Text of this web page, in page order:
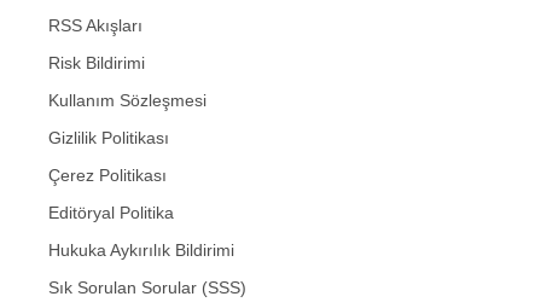
RSS Akışları
Risk Bildirimi
Kullanım Sözleşmesi
Gizlilik Politikası
Çerez Politikası
Editöryal Politika
Hukuka Aykırılık Bildirimi
Sık Sorulan Sorular (SSS)